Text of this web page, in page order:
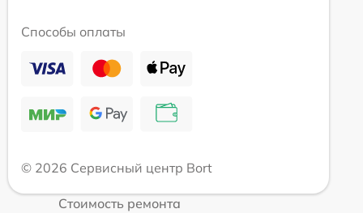
Способы оплаты
© 2026 Сервисный центр Bort
Стоимость ремонта